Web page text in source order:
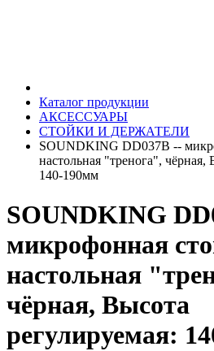
Каталог продукции
АКСЕССУАРЫ
СТОЙКИ И ДЕРЖАТЕЛИ
SOUNDKING DD037B --
настольная "тренога", чёрная,
140-190мм
SOUNDKING
микрофонная
настольная
чёрная, Высота
регулируемая: